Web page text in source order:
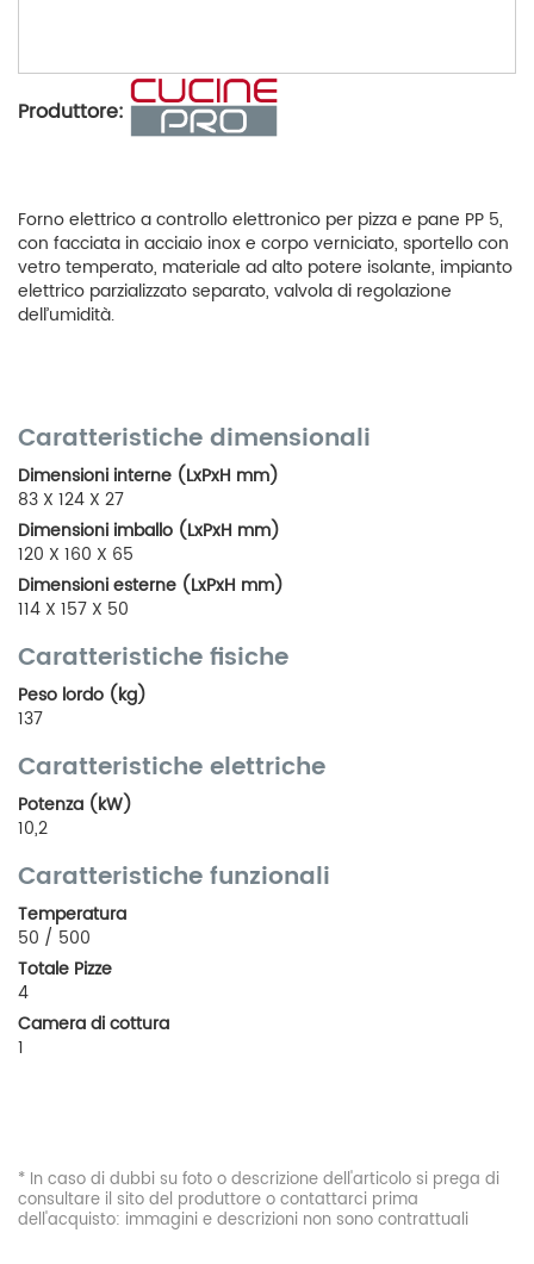
Produttore:
Forno elettrico a controllo elettronico per pizza e pane PP 5,
con facciata in acciaio inox e corpo verniciato, sportello con
vetro temperato, materiale ad alto potere isolante, impianto
elettrico parzializzato separato, valvola di regolazione
dell’umidità.
Caratteristiche dimensionali
Dimensioni interne (LxPxH mm)
83 X 124 X 27
Dimensioni imballo (LxPxH mm)
120 X 160 X 65
Dimensioni esterne (LxPxH mm)
114 X 157 X 50
Caratteristiche fisiche
Peso lordo (kg)
137
Caratteristiche elettriche
Potenza (kW)
10,2
Caratteristiche funzionali
Temperatura
50 / 500
Totale Pizze
4
Camera di cottura
1
* In caso di dubbi su foto o descrizione dell'articolo si prega di
consultare il sito del produttore o contattarci prima
dell'acquisto: immagini e descrizioni non sono contrattuali